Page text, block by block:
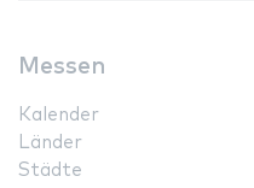
Messen
Kalender
Länder
Städte